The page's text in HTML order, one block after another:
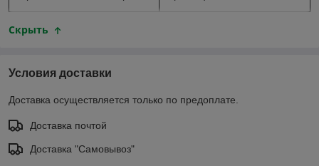
Скрыть
Условия доставки
Доставка осуществляется только по предоплате.
Доставка почтой
Доставка "Самовывоз"